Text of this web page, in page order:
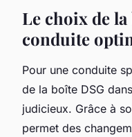
Le choix de
conduite
Pour une conduite
de la boîte DSG
judicieux. Grâce à
permet des